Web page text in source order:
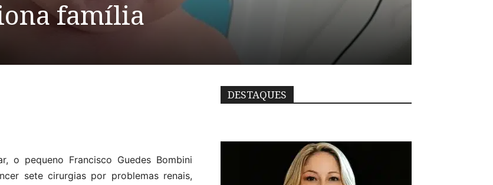
família
o pequeno Francisco Guedes Bombini
sete cirurgias por problemas renais,
DESTAQUES